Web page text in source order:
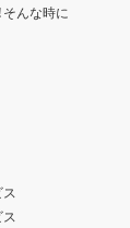
そんな時に